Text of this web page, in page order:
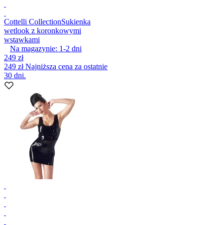
Cottelli CollectionSukienka
wetlook z koronkowymi
wstawkami
Na magazynie: 1-2 dni
249 zł
249 złNajniższa cena za ostatnie
30 dni.